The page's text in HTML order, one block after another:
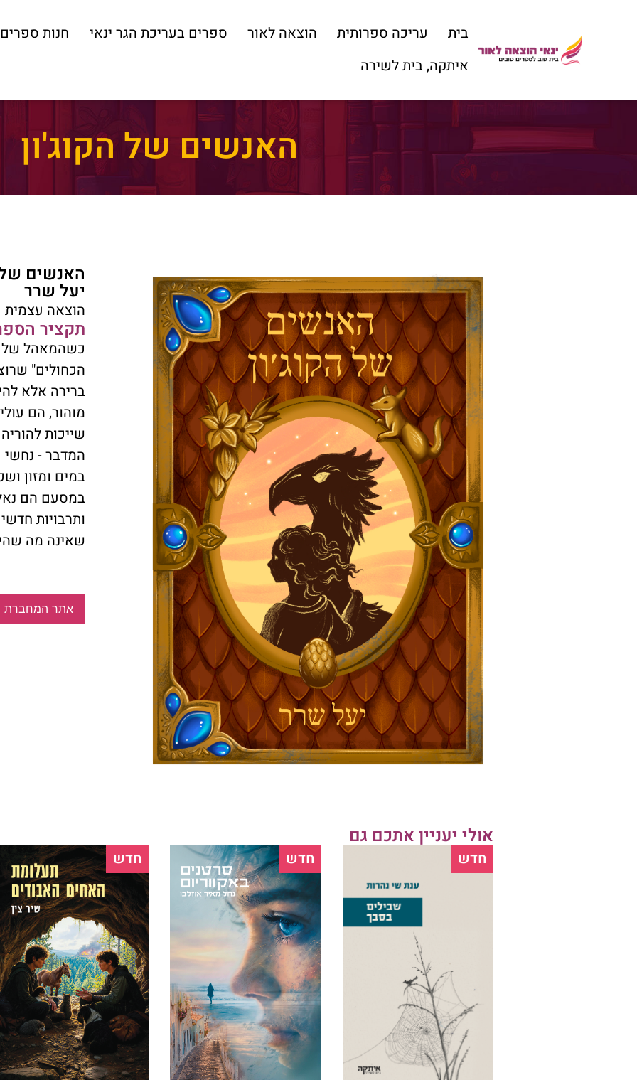
בית עריכה ספרותית הוצאה לאור ספרים בעריכת הגר ינאי
חנות ספרים
איתקה, בית לשירה
האנשים של הקוג'ון
האנשים של
יעל שרר
הוצאה עצמית
תקציר
כשהמאהל של
הכחולים"
ברירה אלא
מוהור, הם
שייכות
המדבר - נחשי
במים ומזון
במסעם הם
ותרבויות
שאינה מה
אתר המחברת
אולי יעניין אתכם גם
חדש חדש חדש